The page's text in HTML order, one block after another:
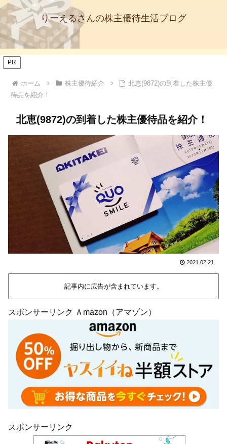
りーえるさんの株主優待生活ブログ
PR
ホーム 株主優待紹介
北恵(9872)の到着した株主優
待品を紹介！
北恵(9872)の到着した株主優待品を紹介！
2021.02.21
記事内に広告が含まれています。
スポンサーリンク Ａmazon（アマゾン）
スポンサーリンク